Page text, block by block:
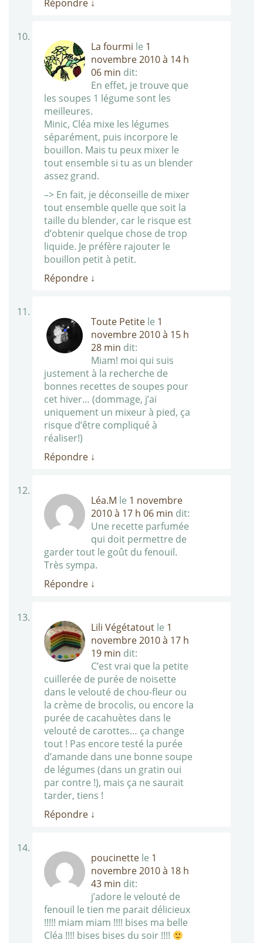
Répondre ↓
La fourmi le 1
novembre 2010 à 14 h
06 min dit:
En effet, je trouve que
les soupes 1 légume sont les
meilleures.
Minic, Cléa mixe les légumes
séparément, puis incorpore le
bouillon. Mais tu peux mixer le
tout ensemble si tu as un blender
assez grand.
–> En fait, je déconseille de mixer
tout ensemble quelle que soit la
taille du blender, car le risque est
d’obtenir quelque chose de trop
liquide. Je préfère rajouter le
bouillon petit à petit.
Répondre ↓
Toute Petite le 1
novembre 2010 à 15 h
28 min dit:
Miam! moi qui suis
justement à la recherche de
bonnes recettes de soupes pour
cet hiver… (dommage, j’ai
uniquement un mixeur à pied, ça
risque d’être compliqué à
réaliser!)
Répondre ↓
Léa.M le 1 novembre
2010 à 17 h 06 min dit:
Une recette parfumée
qui doit permettre de
garder tout le goût du fenouil.
Très sympa.
Répondre ↓
Lili Végétatout le 1
novembre 2010 à 17 h
19 min dit:
C’est vrai que la petite
cuillerée de purée de noisette
dans le velouté de chou-fleur ou
la crème de brocolis, ou encore la
purée de cacahuètes dans le
velouté de carottes… ça change
tout ! Pas encore testé la purée
d’amande dans une bonne soupe
de légumes (dans un gratin oui
par contre !), mais ça ne saurait
tarder, tiens !
Répondre ↓
poucinette le 1
novembre 2010 à 18 h
43 min dit:
j’adore le velouté de
fenouil le tien me parait délicieux
!!!!! miam miam !!!! bises ma belle
Cléa !!!! bises bises du soir !!!!